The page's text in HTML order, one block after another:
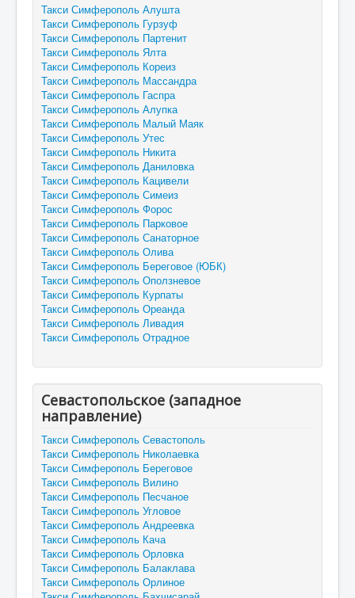
Такси Симферополь Алушта
Такси Симферополь Гурзуф
Такси Симферополь Партенит
Такси Симферополь Ялта
Такси Симферополь Кореиз
Такси Симферополь Массандра
Такси Симферополь Гаспра
Такси Симферополь Алупка
Такси Симферополь Малый Маяк
Такси Симферополь Утес
Такси Симферополь Никита
Такси Симферополь Даниловка
Такси Симферополь Кацивели
Такси Симферополь Симеиз
Такси Симферополь Форос
Такси Симферополь Парковое
Такси Симферополь Санаторное
Такси Симферополь Олива
Такси Симферополь Береговое (ЮБК)
Такси Симферополь Оползневое
Такси Симферополь Курпаты
Такси Симферополь Ореанда
Такси Симферополь Ливадия
Такси Симферополь Отрадное
Севастопольское (западное
направление)
Такси Симферополь Севастополь
Такси Симферополь Николаевка
Такси Симферополь Береговое
Такси Симферополь Вилино
Такси Симферополь Песчаное
Такси Симферополь Угловое
Такси Симферополь Андреевка
Такси Симферополь Кача
Такси Симферополь Орловка
Такси Симферополь Балаклава
Такси Симферополь Орлиное